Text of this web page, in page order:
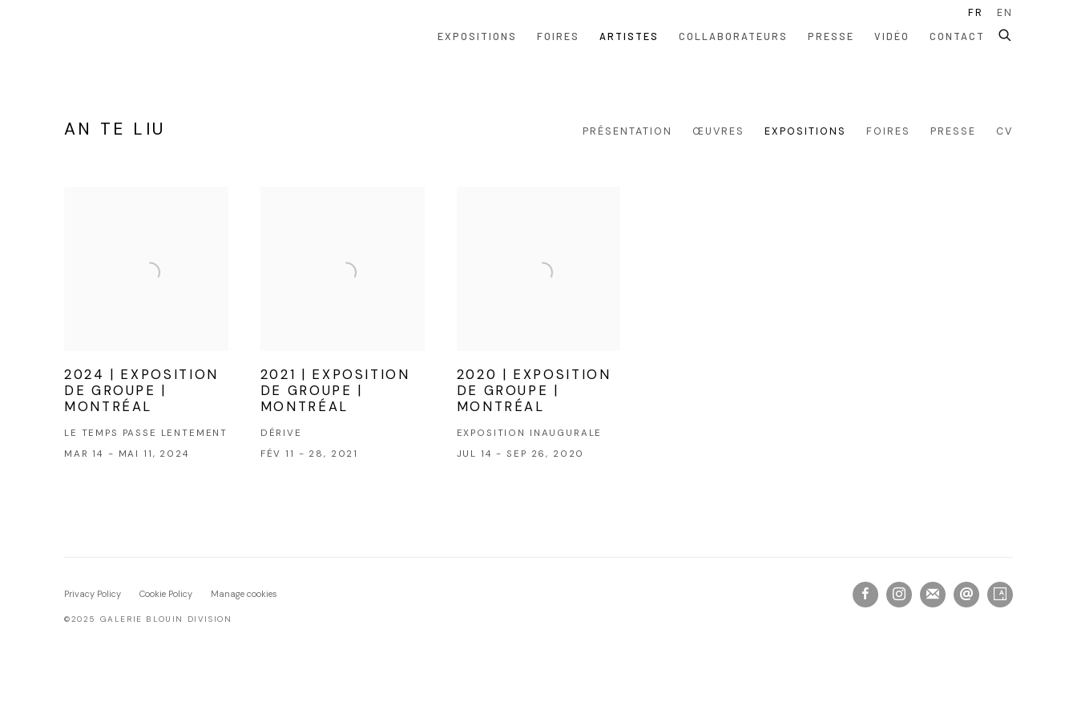
EXPOSITIONS FOIRES ARTISTES COLLABORATEURS PRESSE VIDÉO CONTACT
FR EN
AN TE LIU PRÉSENTATION ŒUVRES EXPOSITIONS FOIRES PRESSE CV
2024 | EXPOSITION
DE GROUPE |
MONTRÉAL
LE TEMPS PASSE LENTEMENT
MAR 14 - MAI 11, 2024
2021 | EXPOSITION
DE GROUPE |
MONTRÉAL
DÉRIVE
FÉV 11 - 28, 2021
2020 | EXPOSITION
DE GROUPE |
MONTRÉAL
EXPOSITION INAUGURALE
JUL 14 - SEP 26, 2020
Privacy Policy Cookie Policy Manage cookies
©2025 GALERIE BLOUIN DIVISION